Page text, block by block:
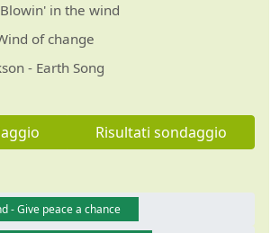
in the wind
of change
- Earth Song
Risultati sondaggio
- Give peace a chance